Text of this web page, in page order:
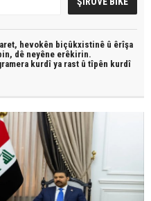
hevokên biçûkxistinê û êrîşa
dê neyêne erêkirin.
kurdî ya rast û tîpên kurdî